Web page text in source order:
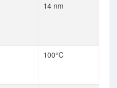
14 nm
100°C